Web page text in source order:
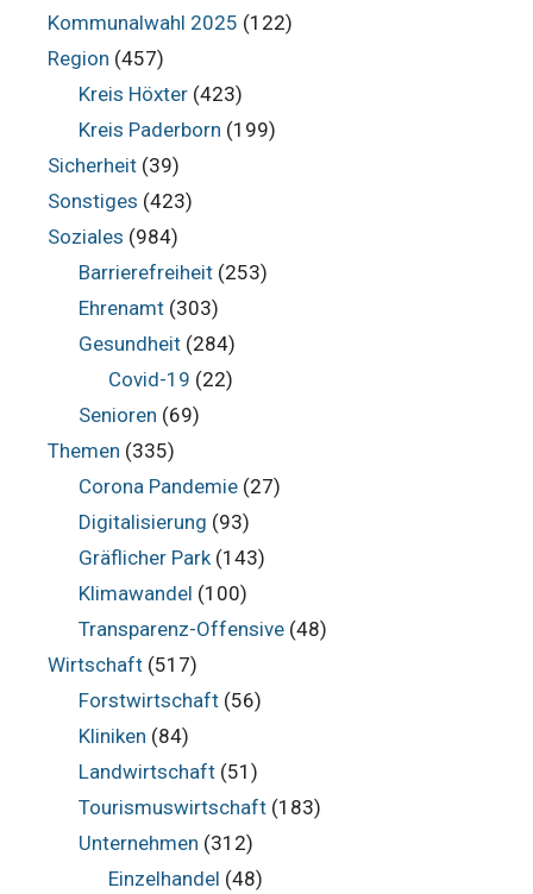
Kommunalwahl 2025 (122)
Region (457)
Kreis Höxter(423)
Kreis Paderborn (199)
Sicherheit (39)
Sonstiges (423)
Soziales (984)
Barrierefreiheit(253)
Ehrenamt(303)
Gesundheit(284)
Covid-19 (22)
Senioren (69)
Themen (335)
Corona Pandemie(27)
Digitalisierung (93)
Gräflicher Park(143)
Klimawandel (100)
Transparenz-Offensive(48)
Wirtschaft (517)
Forstwirtschaft(56)
Kliniken (84)
Landwirtschaft(51)
Tourismuswirtschaft(183)
Unternehmen (312)
Einzelhandel (48)